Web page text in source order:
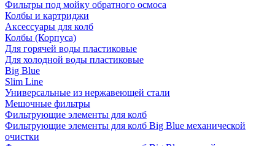
Фильтры под мойку обратного осмоса
Колбы и картриджи
Аксессуары для колб
Колбы (Корпуса)
Для горячей воды пластиковые
Для холодной воды пластиковые
Big Blue
Slim Line
Универсальные из нержавеющей стали
Мешочные фильтры
Фильтрующие элементы для колб
Фильтрующие элементы для колб Big Blue механической
очистки